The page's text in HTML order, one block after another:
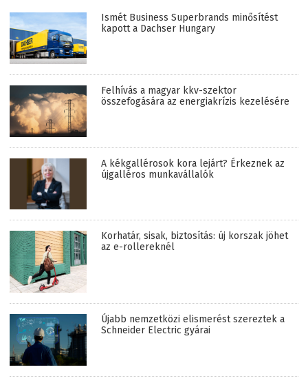
Ismét Business Superbrands minősítést
kapott a Dachser Hungary
Felhívás a magyar kkv-szektor
összefogására az energiakrízis kezelésére
A kékgallérosok kora lejárt? Érkeznek az
újgalléros munkavállalók
Korhatár, sisak, biztosítás: új korszak jöhet
az e-rollereknél
Újabb nemzetközi elismerést szereztek a
Schneider Electric gyárai